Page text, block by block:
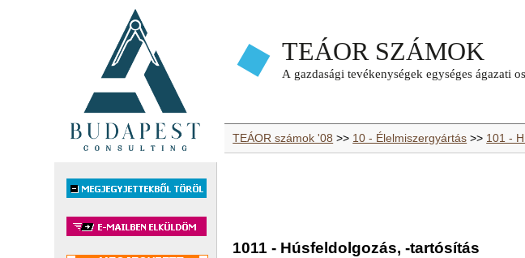
TEÁOR számok '08 >> 10 - Élelmiszergyártás >> 101 -
1011 - Húsfeldolgozás, -tartósítás